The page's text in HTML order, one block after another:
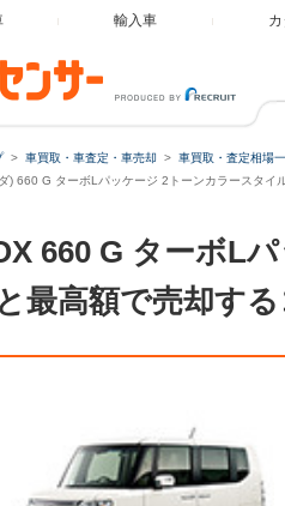
輸入車
車買取・車査定・車売却 車買取・査定相場
) 660 G ターボLパッケージ 2トーンカラースタイ
660 G ターボL
最高額で売却す